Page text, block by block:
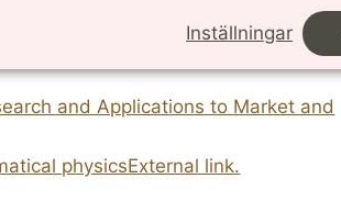
Inställningar
engineeringExternal link.
and Applications to Market and
physicsExternal link.